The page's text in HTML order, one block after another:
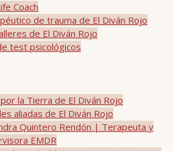
Coach
de trauma de El Diván Rojo
de El Diván Rojo
test psicológicos
la Tierra de El Diván Rojo
aliadas de El Diván Rojo
Quintero Rendón | Terapeuta y
EMDR